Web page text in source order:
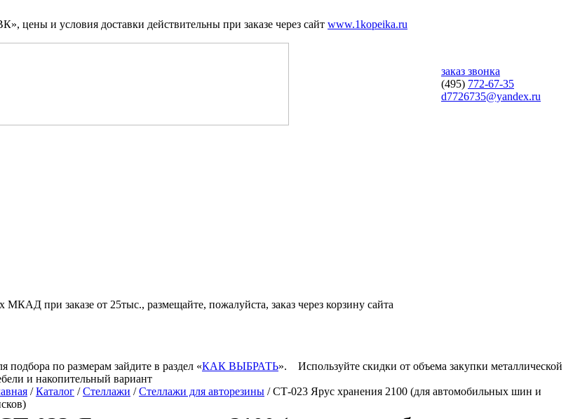
цены и условия доставки действительны при заказе через сайт www.1kopeika.ru
заказ звонка
(495) 772-67-35
d7726735@yandex.ru
при заказе от 25тыс., размещайте, пожалуйста, заказ через корзину сайта
подбора по размерам зайдите в раздел «КАК ВЫБРАТЬ».
Используйте скидки от объема закупки металлической
и накопительный вариант
/Каталог /Стеллажи /Стеллажи для авторезины / СТ-023 Ярус хранения 2100 (для автомобильных шин и